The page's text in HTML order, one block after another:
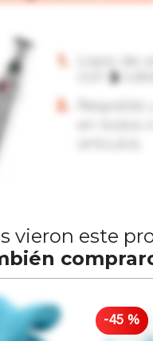
vieron este
-45 %